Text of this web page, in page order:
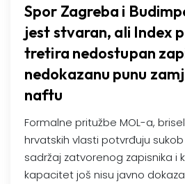
Spor Zagreba i
jest stvaran, ali Index
tretira nedostupan
nedokazanu punu
naftu
Formalne pritužbe MOL-a,
hrvatskih vlasti potvrđuju
sadržaj zatvorenog zapisnika i
kapacitet još nisu javno